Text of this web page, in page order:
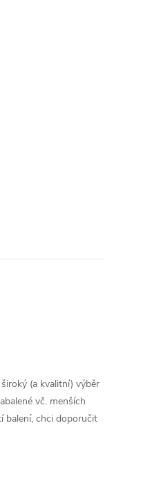
(a kvalitní) výběr
vč. menších
balení, chci doporučit